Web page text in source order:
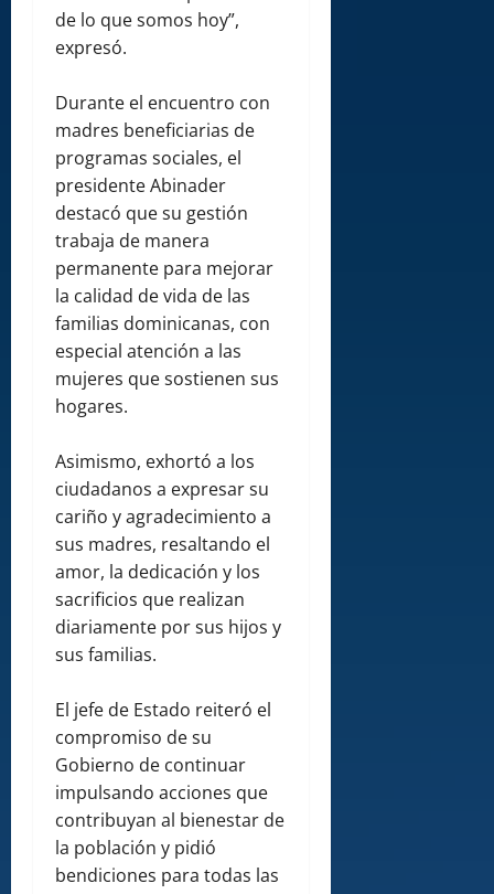
de lo que somos hoy”,
expresó.
Durante el encuentro con
madres beneficiarias de
programas sociales, el
presidente Abinader
destacó que su gestión
trabaja de manera
permanente para mejorar
la calidad de vida de las
familias dominicanas, con
especial atención a las
mujeres que sostienen sus
hogares.
Asimismo, exhortó a los
ciudadanos a expresar su
cariño y agradecimiento a
sus madres, resaltando el
amor, la dedicación y los
sacrificios que realizan
diariamente por sus hijos y
sus familias.
El jefe de Estado reiteró el
compromiso de su
Gobierno de continuar
impulsando acciones que
contribuyan al bienestar de
la población y pidió
bendiciones para todas las